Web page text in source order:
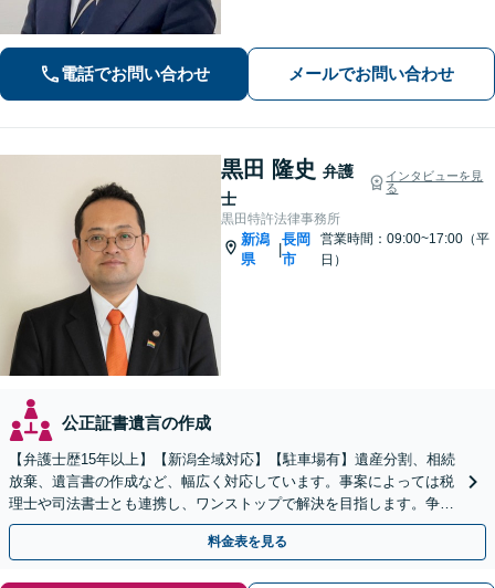
を大切に／LINE・オンライン相談可】
電話でお問い合わせ メールでお問い合わせ
黒田 隆史 弁護
士
インタビューを見
る
黒田特許法律事務所
新潟
県
|
長岡
市
営業時間：09:00~17:00（平
日）
公正証書遺言の作成
【弁護士歴15年以上】【新潟全域対応】【駐車場有】遺産分割、相続
放棄、遺言書の作成など、幅広く対応しています。事案によっては税
理士や司法書士とも連携し、ワンストップで解決を目指します。争い
を防ぐためにもぜひご相談ください。【分割払い可】
料金表を見る